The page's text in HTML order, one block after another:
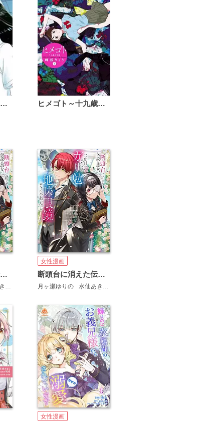
恋は雨上がりのように ヒメゴト～十九歳の制服～
断頭台に消えた伝説の悪女、二度目の人生ではガリ勉地味眼鏡になって平穏を望む 分冊版
久賀フーナ
女性漫画
断頭台に消えた伝説の悪女、二度目の人生ではガリ勉地味眼鏡になって平穏を望む【電子限定描きおろしペーパー付き】
月ヶ瀬ゆりの 水仙あきら
女性漫画